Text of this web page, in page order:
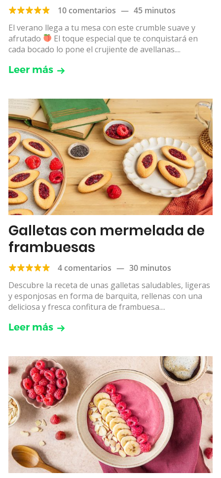
10 comentarios — 45 minutos
El verano llega a tu mesa con este crumble suave y
afrutado
El toque especial que te conquistará en
cada bocado lo pone el crujiente de avellanas....
Leer más
Galletas con mermelada de
frambuesas
4 comentarios — 30 minutos
Descubre la receta de unas galletas saludables, ligeras
y esponjosas en forma de barquita, rellenas con una
deliciosa y fresca confitura de frambuesa....
Leer más